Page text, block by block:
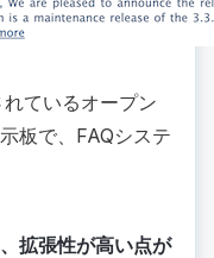
ているオープン
板で、FAQシステ
拡張性が高い点が